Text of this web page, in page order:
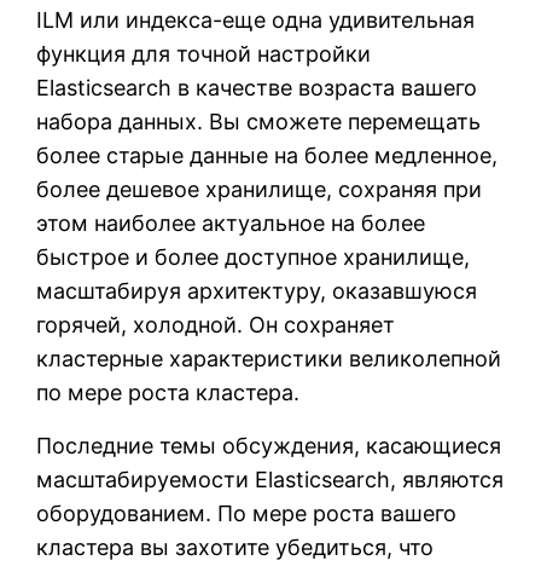
ILM или индекса-еще одна удивительная
функция для точной настройки
Elasticsearch в качестве возраста вашего
набора данных. Вы сможете перемещать
более старые данные на более медленное,
более дешевое хранилище, сохраняя при
этом наиболее актуальное на более
быстрое и более доступное хранилище,
масштабируя архитектуру, оказавшуюся
горячей, холодной. Он сохраняет
кластерные характеристики великолепной
по мере роста кластера.
Последние темы обсуждения, касающиеся
масштабируемости Elasticsearch, являются
оборудованием. По мере роста вашего
кластера вы захотите убедиться, что